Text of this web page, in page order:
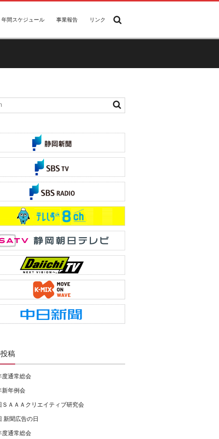
年間スケジュール 事業報告 リンク
稿
度通常総会
新年例会
ＳＡＡＡクリエイティブ研究会
新聞広告の日
度通常総会